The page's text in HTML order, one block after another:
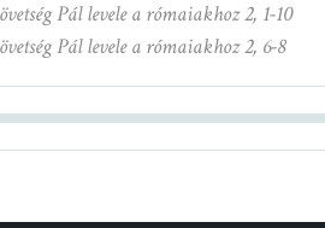
Pál levele a rómaiakhoz 2, 1-10
Pál levele a rómaiakhoz 2, 6-8
Seek